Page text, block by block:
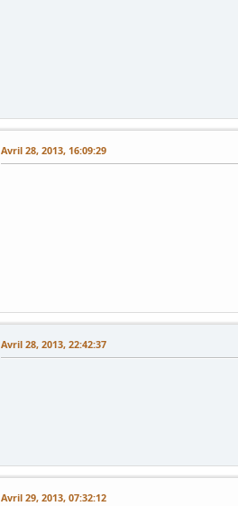
Avril 28, 2013, 16:09:29
Avril 28, 2013, 22:42:37
Avril 29, 2013, 07:32:12